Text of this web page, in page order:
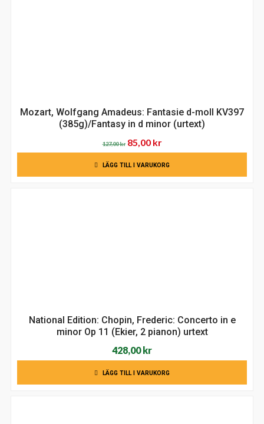
Mozart, Wolfgang Amadeus: Fantasie d-moll KV397
(385g)/Fantasy in d minor (urtext)
127,00kr Det
ursprungliga
priset
85,00 krDet
nuvarande
priset
LÄGG TILL I VARUKORG
National Edition: Chopin, Frederic: Concerto in e
minor Op 11 (Ekier, 2 pianon) urtext
428,00kr
LÄGG TILL I VARUKORG